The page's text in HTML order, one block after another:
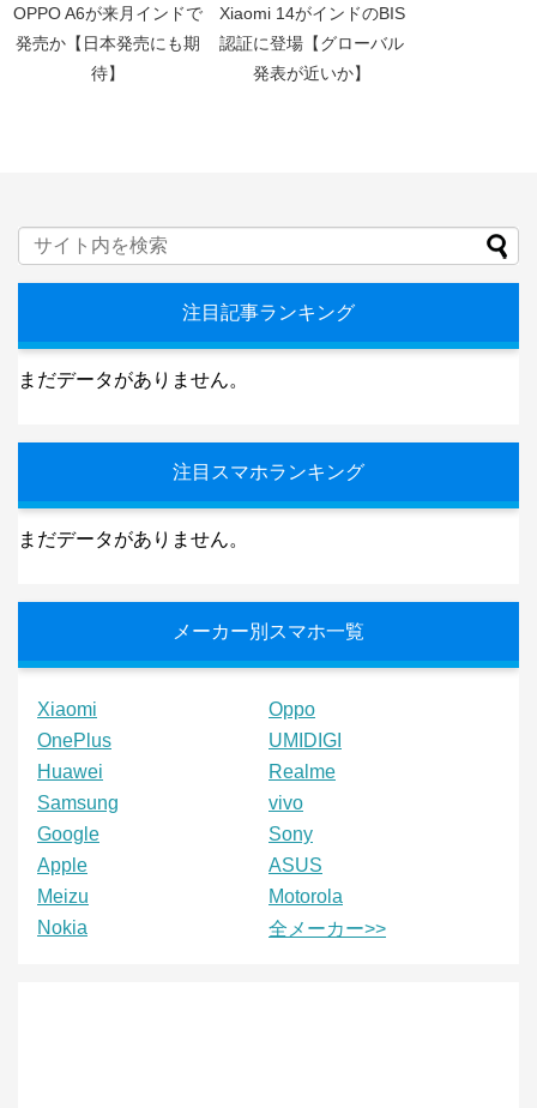
OPPO A6が来月インドで
発売か【日本発売にも期
待】
Xiaomi 14がインドのBIS
認証に登場【グローバル
発表が近いか】
注目記事ランキング
まだデータがありません。
注目スマホランキング
まだデータがありません。
メーカー別スマホ一覧
Xiaomi
Oppo
OnePlus
UMIDIGI
Huawei
Realme
Samsung
vivo
Google
Sony
Apple
ASUS
Meizu
Motorola
Nokia
全メーカー>>